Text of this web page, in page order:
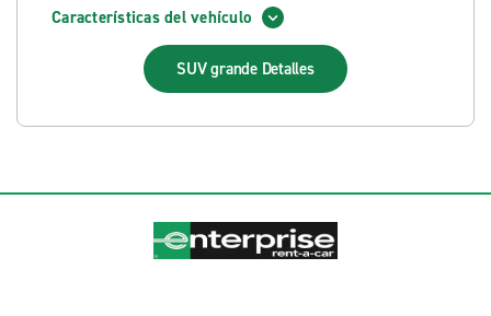
Características del vehículo
SUV grande Detalles